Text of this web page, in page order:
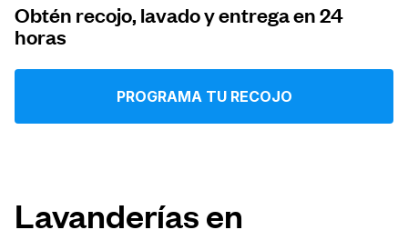
Iniciar sesión
Obtén recojo, lavado y entrega en 24
horas
PROGRAMA TU RECOJO
Lavanderías en